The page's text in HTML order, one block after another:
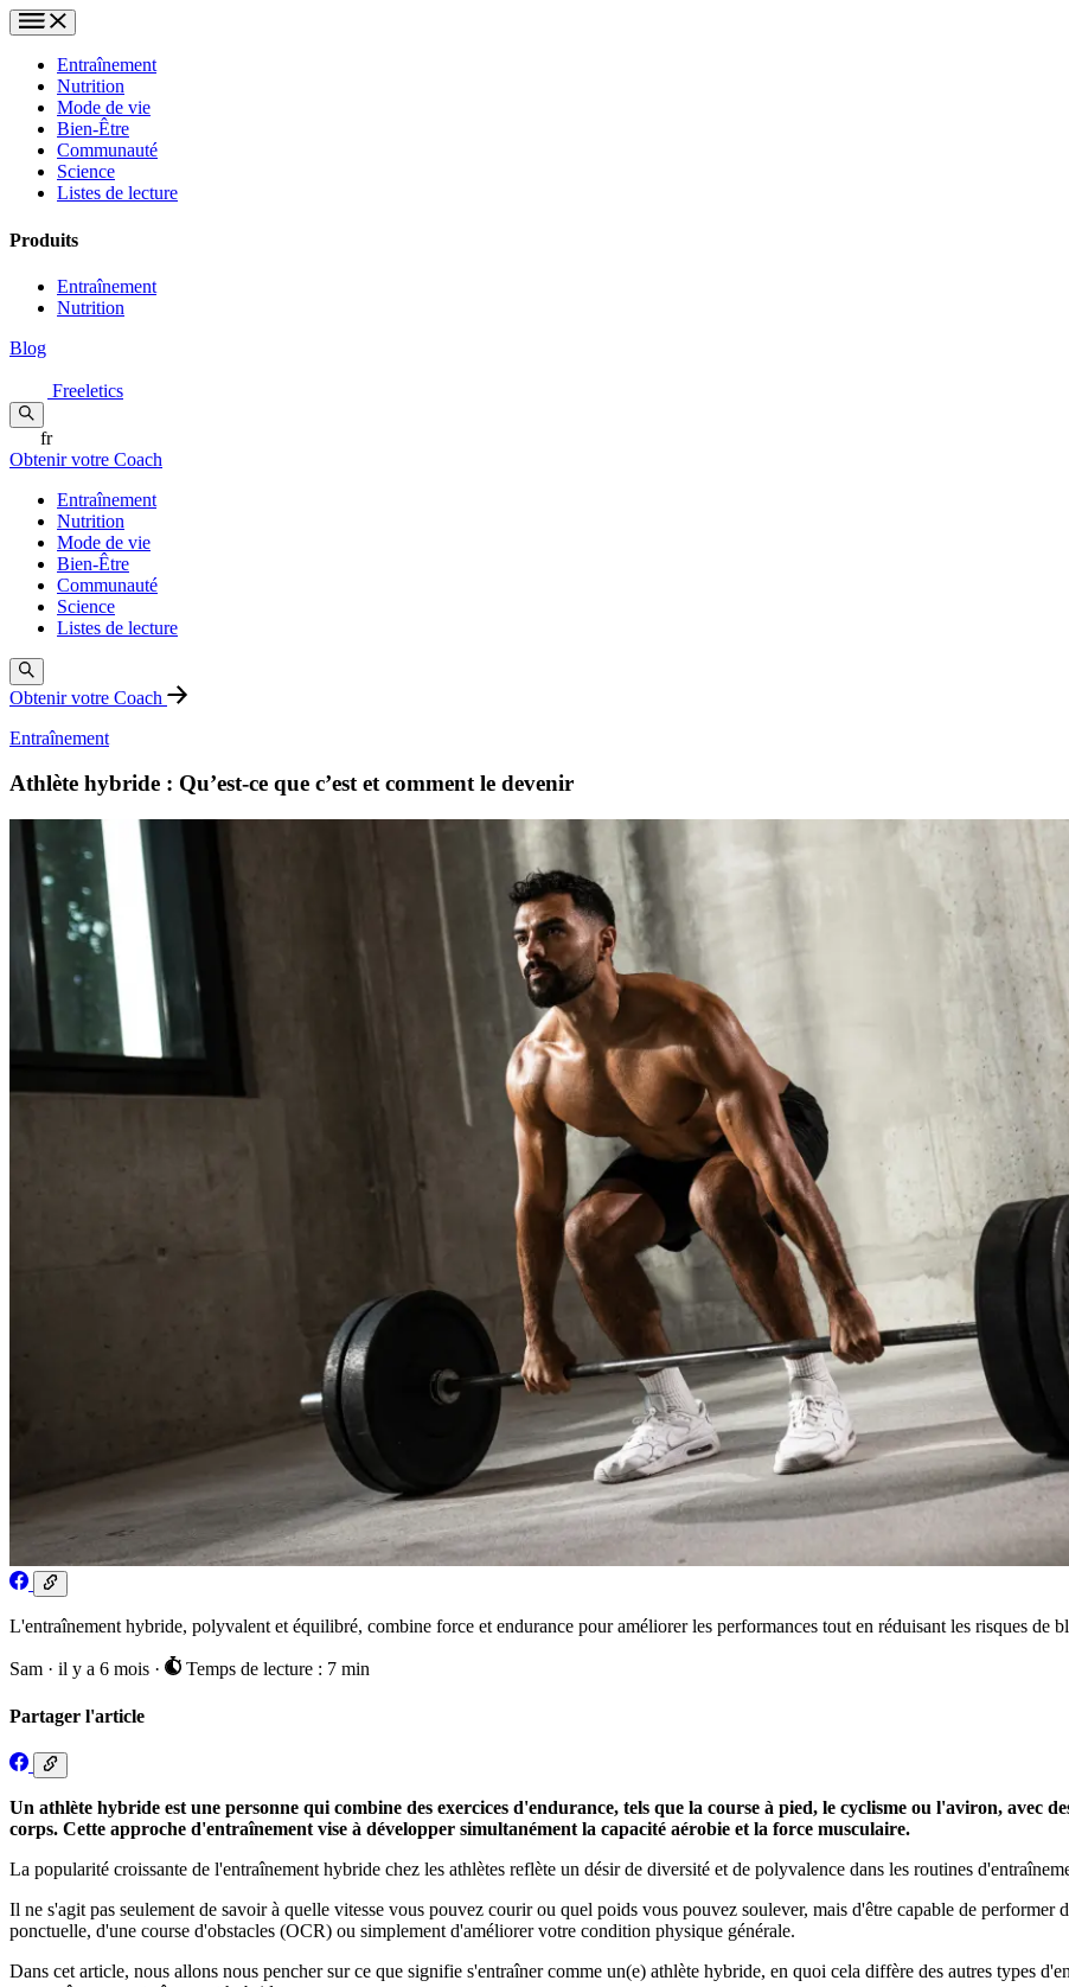
Entraînement
Nutrition
Mode de vie
Bien-Être
Communauté
Science
Listes de lecture
Produits
Entraînement
Nutrition
Blog
Freeletics
fr
Obtenir votre Coach
Entraînement
Nutrition
Mode de vie
Bien-Être
Communauté
Science
Listes de lecture
Obtenir votre Coach
Entraînement
Athlète hybride : Qu’est-ce que c’est et comment le devenir
L'entraînement hybride, polyvalent et équilibré, combine force et endurance pour améliorer les performances tout en réduisant les risques de
Sam · il y a 6 mois · Temps de lecture : 7 min
Partager l'article
Un athlète hybride est une personne qui combine des exercices d'endurance, tels que la course à pied, le cyclisme ou l'aviron, avec
corps. Cette approche d'entraînement vise à développer simultanément la capacité aérobie et la force musculaire.
La popularité croissante de l'entraînement hybride chez les athlètes reflète un désir de diversité et de polyvalence dans les routines
Il ne s'agit pas seulement de savoir à quelle vitesse vous pouvez courir ou quel poids vous pouvez soulever, mais d'être capable de
ponctuelle, d'une course d'obstacles (OCR) ou simplement d'améliorer votre condition physique générale.
Dans cet article, nous allons nous pencher sur ce que signifie s'entraîner comme un(e) athlète hybride, en quoi cela diffère des autres types